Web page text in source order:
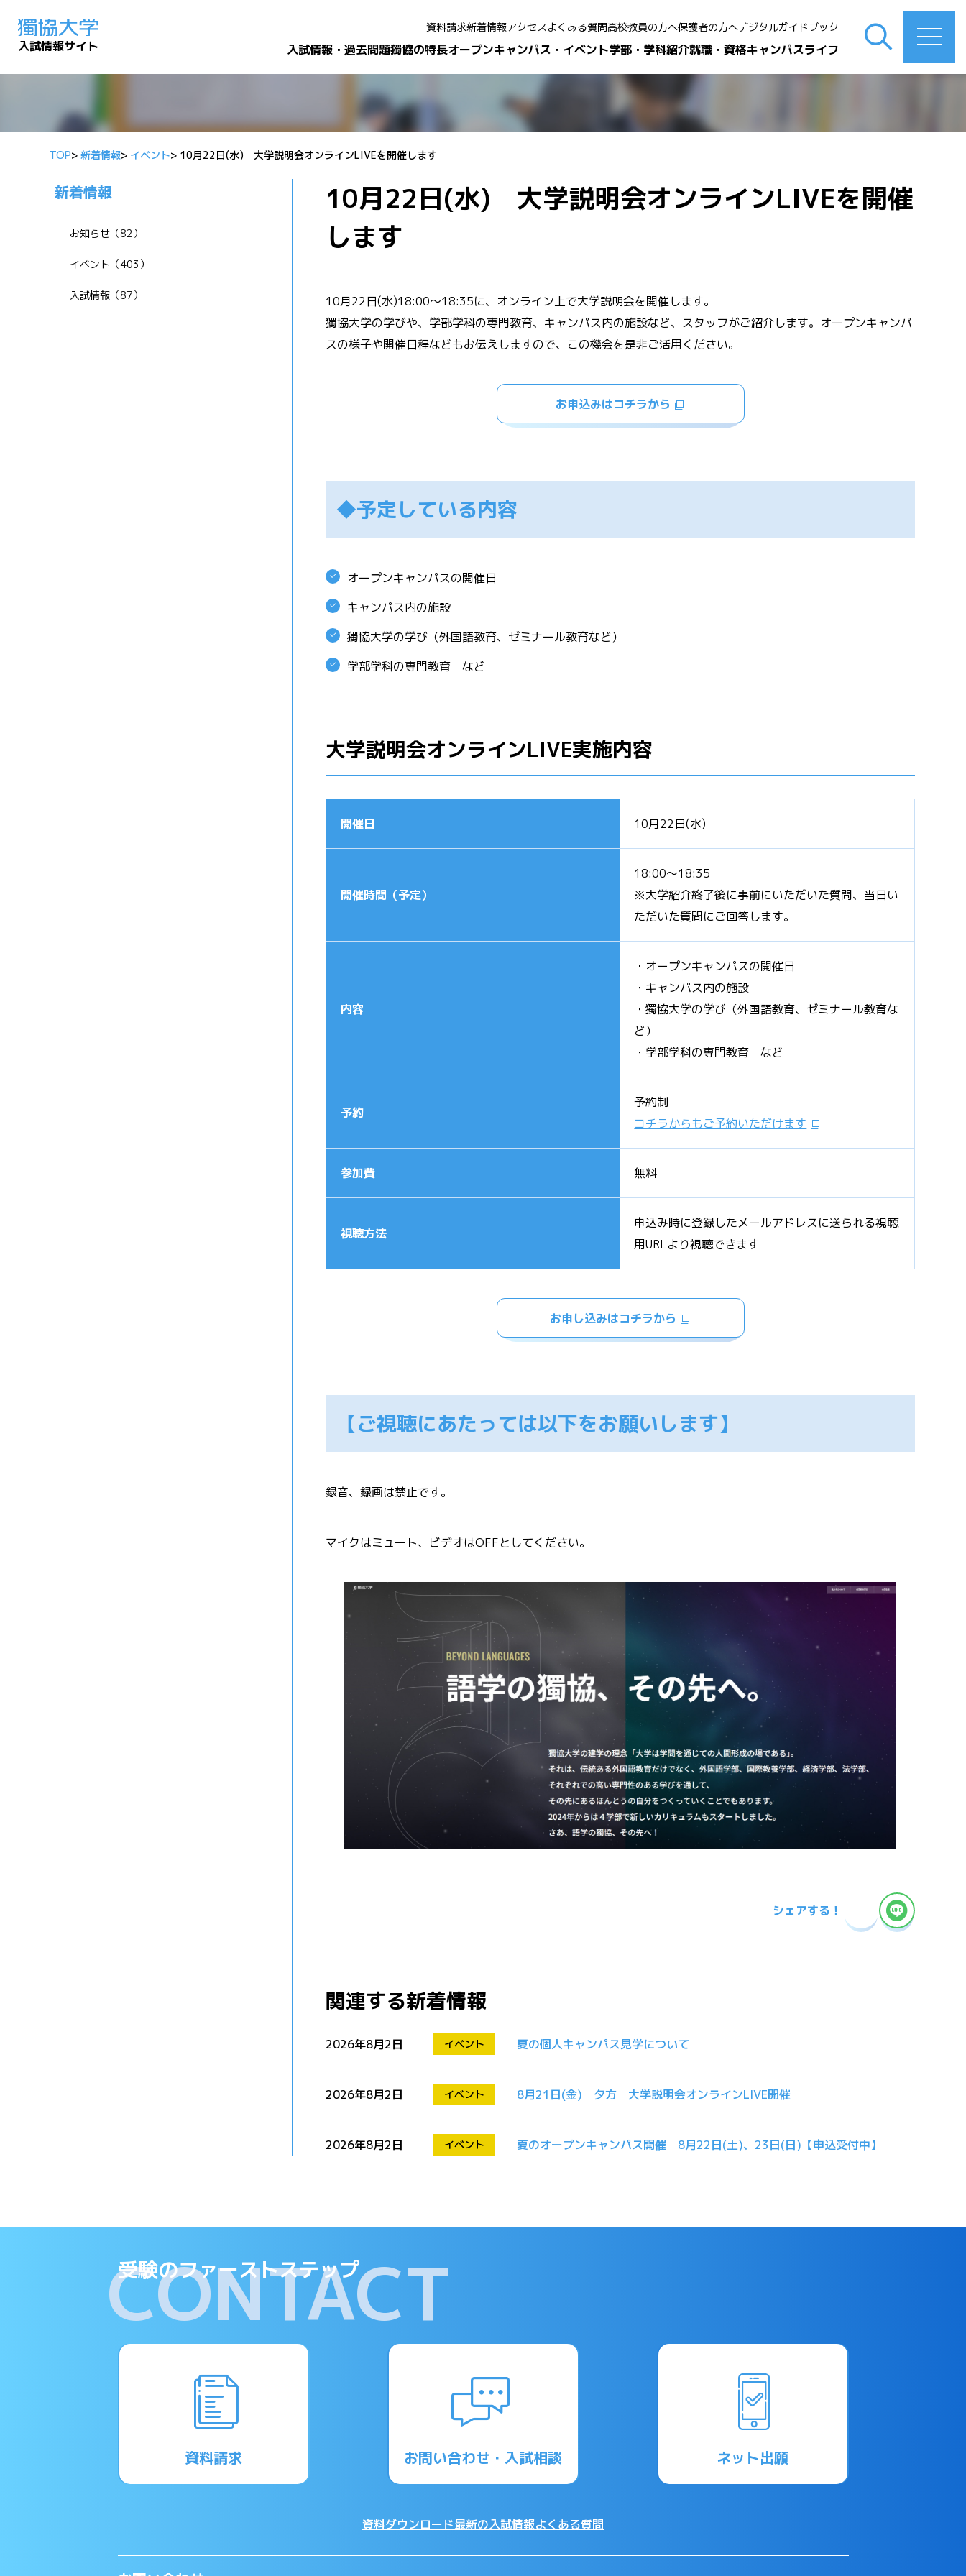
入試情報サイト
資料請求新着情報アクセスよくある質問高校教員の方へ保護者の方へデジタルガイドブック
入試情報・過去問題獨協の特長オープンキャンパス・イベント学部・学科紹介就職・資格キャンパスライフ
TOP> 新着情報> イベント> 10月22日(水) 大学説明会オンラインLIVEを開催します
10月22日(水) 大学説明会オンラインLIVEを開催
します
10月22日(水)18:00～18:35に、オンライン上で大学説明会を開催します。
獨協大学の学びや、学部学科の専門教育、キャンパス内の施設など、スタッフがご紹介します。オープンキャンパ
スの様子や開催日程などもお伝えしますので、この機会を是非ご活用ください。
お申込みはコチラから
◆予定している内容
オープンキャンパスの開催日
キャンパス内の施設
獨協大学の学び（外国語教育、ゼミナール教育など）
学部学科の専門教育 など
大学説明会オンラインLIVE実施内容
開催日 10月22日(水)
開催時間（予定）
18:00～18:35
※大学紹介終了後に事前にいただいた質問、当日い
ただいた質問にご回答します。
内容
・オープンキャンパスの開催日
・キャンパス内の施設
・獨協大学の学び（外国語教育、ゼミナール教育な
ど）
・学部学科の専門教育 など
予約
予約制
コチラからもご予約いただけます
参加費 無料
視聴方法
申込み時に登録したメールアドレスに送られる視聴
用URLより視聴できます
お申し込みはコチラから
【ご視聴にあたっては以下をお願いします】
録音、録画は禁止です。
マイクはミュート、ビデオはOFFとしてください。
シェアする！
関連する新着情報
2026年8月2日 イベント 夏の個人キャンパス見学について
2026年8月2日 イベント 8月21日(金) 夕方 大学説明会オンラインLIVE開催
2026年8月2日 イベント 夏のオープンキャンパス開催 8月22日(土)、23日(日)【申込受付中】
新着情報
お知らせ（82）
イベント（403）
入試情報（87）
CONTACT
受験のファーストステップ
資料請求 お問い合わせ・入試相談 ネット出願
資料ダウンロード最新の入試情報よくある質問